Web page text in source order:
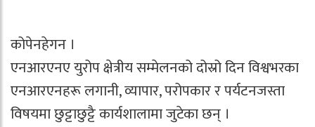
कोपेनहेगन ।
एनआरएनए युरोप क्षेत्रीय सम्मेलनको दोस्रो दिन विश्वभरका
एनआरएनहरू लगानी, व्यापार, परोपकार र पर्यटनजस्ता
विषयमा छुट्टाछुट्टै कार्यशालामा जुटेका छन् ।